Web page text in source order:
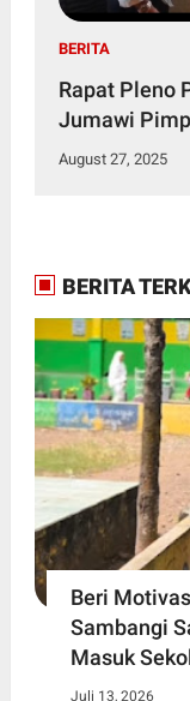
BERITA
Rapat Pleno
Jumawi
August 27, 2025
BERITA
Beri
Sambangi
Masuk
Juli 13, 2026